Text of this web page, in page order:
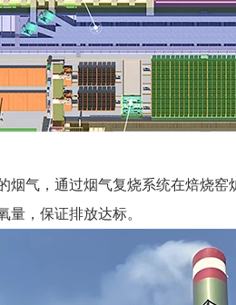
烟气，通过烟气复烧系统在焙烧
量，保证排放达标。